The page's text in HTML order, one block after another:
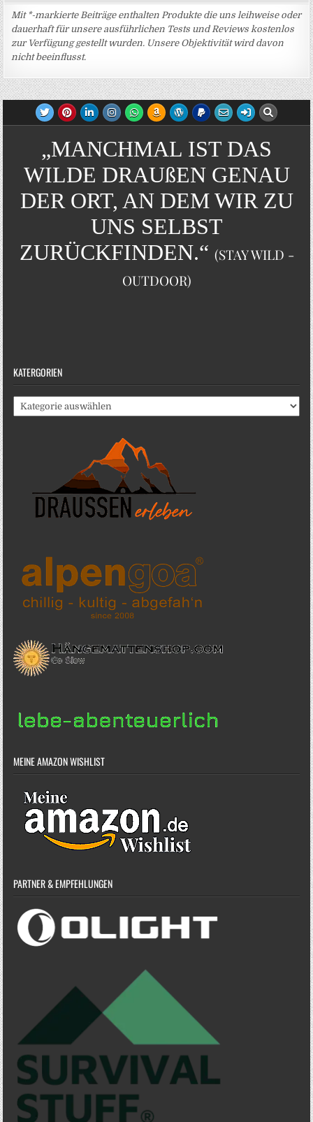
Mit *-markierte Beiträge enthalten Produkte die uns leihweise oder
dauerhaft für unsere ausführlichen Tests und Reviews kostenlos
zur Verfügung gestellt wurden. Unsere Objektivität wird davon
nicht beeinflusst.
„MANCHMAL IST DAS
WILDE DRAUßEN GENAU
DER ORT, AN DEM WIR ZU
UNS SELBST
ZURÜCKFINDEN.“ (STAY WILD -
OUTDOOR)
KATERGORIEN
Katergorien
MEINE AMAZON WISHLIST
PARTNER & EMPFEHLUNGEN